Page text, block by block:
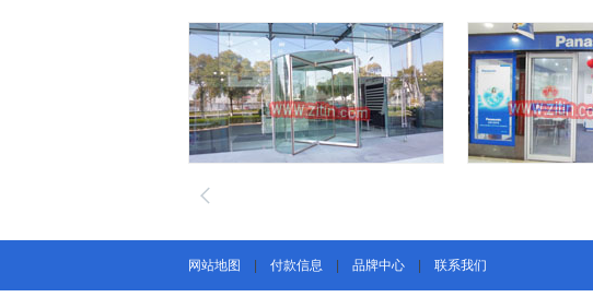
网站地图 付款信息 品牌中心 联系我们